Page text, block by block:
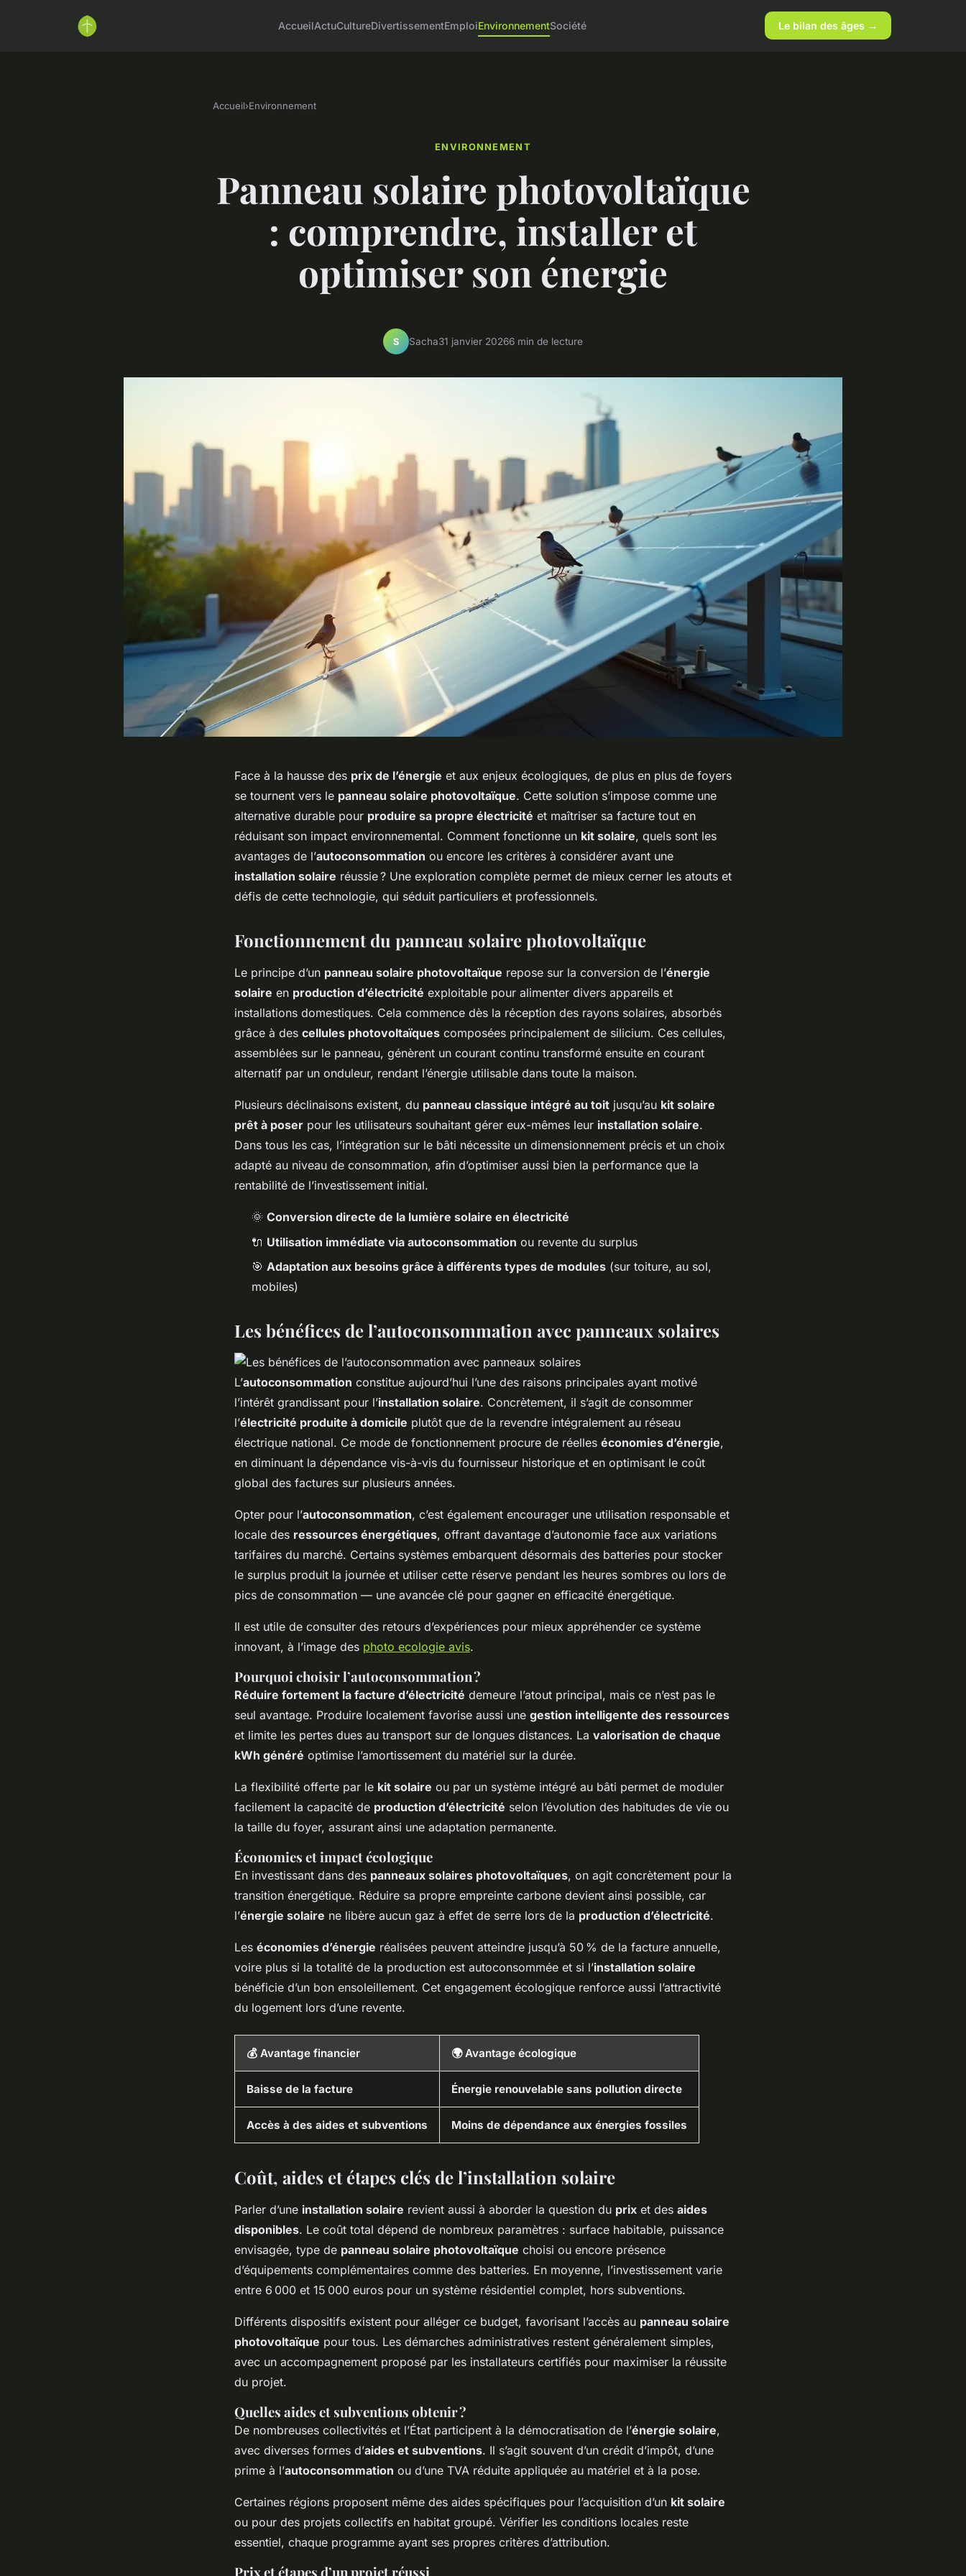
AccueilActuCultureDivertissementEmploiEnvironnementSociété Le bilan des âges →
Accueil›Environnement
ENVIRONNEMENT
Panneau solaire photovoltaïque
: comprendre, installer et
optimiser son énergie
S Sacha31 janvier 20266 min de lecture
Face à la hausse des prix de l’énergie et aux enjeux écologiques, de plus en plus de foyers
se tournent vers le panneau solaire photovoltaïque. Cette solution s’impose comme une
alternative durable pour produire sa propre électricité et maîtriser sa facture tout en
réduisant son impact environnemental. Comment fonctionne un kit solaire, quels sont les
avantages de l’autoconsommation ou encore les critères à considérer avant une
installation solaire réussie ? Une exploration complète permet de mieux cerner les atouts et
défis de cette technologie, qui séduit particuliers et professionnels.
Fonctionnement du panneau solaire photovoltaïque
Le principe d’un panneau solaire photovoltaïque repose sur la conversion de l’énergie
solaire en production d’électricité exploitable pour alimenter divers appareils et
installations domestiques. Cela commence dès la réception des rayons solaires, absorbés
grâce à des cellules photovoltaïques composées principalement de silicium. Ces cellules,
assemblées sur le panneau, génèrent un courant continu transformé ensuite en courant
alternatif par un onduleur, rendant l’énergie utilisable dans toute la maison.
Plusieurs déclinaisons existent, du panneau classique intégré au toit jusqu’au kit solaire
prêt à poser pour les utilisateurs souhaitant gérer eux-mêmes leur installation solaire.
Dans tous les cas, l’intégration sur le bâti nécessite un dimensionnement précis et un choix
adapté au niveau de consommation, afin d’optimiser aussi bien la performance que la
rentabilité de l’investissement initial.
🌞 Conversion directe de la lumière solaire en électricité
🔌 Utilisation immédiate via autoconsommation ou revente du surplus
🎯 Adaptation aux besoins grâce à différents types de modules (sur toiture, au sol,
mobiles)
Les bénéfices de l’autoconsommation avec panneaux solaires
L’autoconsommation constitue aujourd’hui l’une des raisons principales ayant motivé
l’intérêt grandissant pour l’installation solaire. Concrètement, il s’agit de consommer
l’électricité produite à domicile plutôt que de la revendre intégralement au réseau
électrique national. Ce mode de fonctionnement procure de réelles économies d’énergie,
en diminuant la dépendance vis-à-vis du fournisseur historique et en optimisant le coût
global des factures sur plusieurs années.
Opter pour l’autoconsommation, c’est également encourager une utilisation responsable et
locale des ressources énergétiques, offrant davantage d’autonomie face aux variations
tarifaires du marché. Certains systèmes embarquent désormais des batteries pour stocker
le surplus produit la journée et utiliser cette réserve pendant les heures sombres ou lors de
pics de consommation — une avancée clé pour gagner en efficacité énergétique.
Il est utile de consulter des retours d’expériences pour mieux appréhender ce système
innovant, à l’image des photo ecologie avis.
Pourquoi choisir l’autoconsommation ?
Réduire fortement la facture d’électricité demeure l’atout principal, mais ce n’est pas le
seul avantage. Produire localement favorise aussi une gestion intelligente des ressources
et limite les pertes dues au transport sur de longues distances. La valorisation de chaque
kWh généré optimise l’amortissement du matériel sur la durée.
La flexibilité offerte par le kit solaire ou par un système intégré au bâti permet de moduler
facilement la capacité de production d’électricité selon l’évolution des habitudes de vie ou
la taille du foyer, assurant ainsi une adaptation permanente.
Économies et impact écologique
En investissant dans des panneaux solaires photovoltaïques, on agit concrètement pour la
transition énergétique. Réduire sa propre empreinte carbone devient ainsi possible, car
l’énergie solaire ne libère aucun gaz à effet de serre lors de la production d’électricité.
Les économies d’énergie réalisées peuvent atteindre jusqu’à 50 % de la facture annuelle,
voire plus si la totalité de la production est autoconsommée et si l’installation solaire
bénéficie d’un bon ensoleillement. Cet engagement écologique renforce aussi l’attractivité
du logement lors d’une revente.
💰 Avantage financier 🌍 Avantage écologique
Baisse de la facture Énergie renouvelable sans pollution directe
Accès à des aides et subventions Moins de dépendance aux énergies fossiles
Coût, aides et étapes clés de l’installation solaire
Parler d’une installation solaire revient aussi à aborder la question du prix et des aides
disponibles. Le coût total dépend de nombreux paramètres : surface habitable, puissance
envisagée, type de panneau solaire photovoltaïque choisi ou encore présence
d’équipements complémentaires comme des batteries. En moyenne, l’investissement varie
entre 6 000 et 15 000 euros pour un système résidentiel complet, hors subventions.
Différents dispositifs existent pour alléger ce budget, favorisant l’accès au panneau solaire
photovoltaïque pour tous. Les démarches administratives restent généralement simples,
avec un accompagnement proposé par les installateurs certifiés pour maximiser la réussite
du projet.
Quelles aides et subventions obtenir ?
De nombreuses collectivités et l’État participent à la démocratisation de l’énergie solaire,
avec diverses formes d’aides et subventions. Il s’agit souvent d’un crédit d’impôt, d’une
prime à l’autoconsommation ou d’une TVA réduite appliquée au matériel et à la pose.
Certaines régions proposent même des aides spécifiques pour l’acquisition d’un kit solaire
ou pour des projets collectifs en habitat groupé. Vérifier les conditions locales reste
essentiel, chaque programme ayant ses propres critères d’attribution.
Prix et étapes d’un projet réussi